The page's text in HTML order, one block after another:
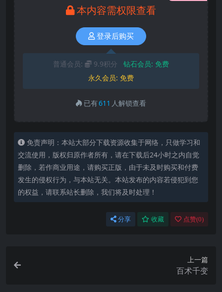
本内容需权限查看
登录后购买
普通会员: 9.9积分 钻石会员: 免费
永久会员: 免费
已有611 人解锁查看
免责声明：本站大部分下载资源收集于网络，只做学习和
交流使用，版权归原作者所有，请在下载后24小时之内自觉
删除，若作商业用途，请购买正版，由于未及时购买和付费
发生的侵权行为，与本站无关。本站发布的内容若侵犯到您
的权益，请联系站长删除，我们将及时处理！
分享 收藏 点赞(0)
上一篇
百术千变